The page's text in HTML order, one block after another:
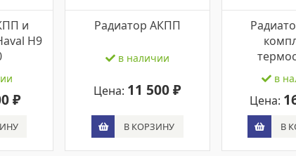
и
H9
₽
Радиатор АКПП
в наличии
Цена: 11 500 ₽
В КОРЗИНУ
в
Цена:
В